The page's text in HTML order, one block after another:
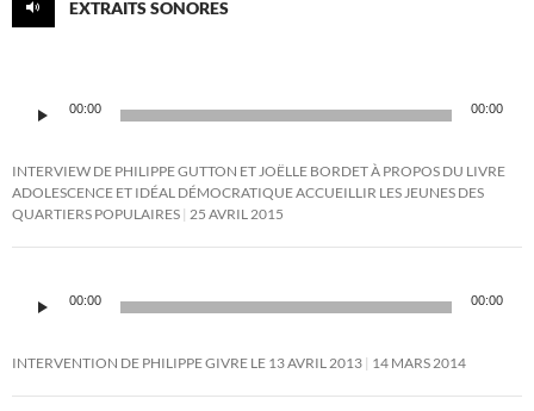
EXTRAITS SONORES
audio
00:00 00:00
INTERVIEW DE PHILIPPE GUTTON ET JOËLLE BORDET À PROPOS DU LIVRE
ADOLESCENCE ET IDÉAL DÉMOCRATIQUE ACCUEILLIR LES JEUNES DES
QUARTIERS POPULAIRES 25 AVRIL 2015
audio
00:00 00:00
INTERVENTION DE PHILIPPE GIVRE LE 13 AVRIL 2013 14 MARS 2014